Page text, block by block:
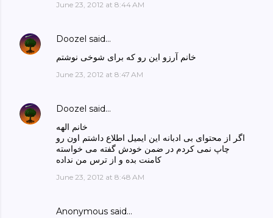
June 23, 2012 at 8:44 AM
Doozel said…
خانم آرزو این رو که برای شوخی نوشتم
June 23, 2012 at 8:47 AM
Doozel said…
خانم الهه
اگر از محتوای بی ادبانه این ایمیل اطلاع داشتم اون رو
چاپ نمی کردم در ضمن خودش گفته می خواسته
کامنت بده و از ترس من نداده
June 23, 2012 at 8:48 AM
Anonymous said…